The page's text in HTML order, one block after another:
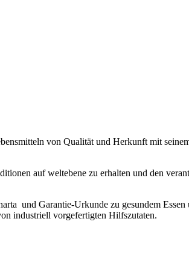
von Qualität und Herkunft mit
auf weltebene zu erhalten und den
und Garantie-Urkunde zu gesundem
industriell vorgefertigten Hilfszutaten.